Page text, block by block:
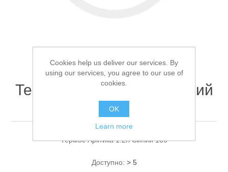
Аксессуары для лодок
Термос Арктика 1.2л Синий
106
Термос Арктика 1.2л Синий 106
Доступно: > 5
Cookies help us deliver our services. By
using our services, you agree to our use of
cookies.
OK
Learn more